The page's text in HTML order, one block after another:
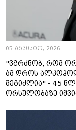
05 აგვისტო, 2026
"ვგრძნობ, რომ
ამ დროს
შეგიძლია" - 45
ორსულობაზე